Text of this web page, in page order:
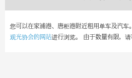
您可以在家浦港、唐柜港附近租用单车及汽车
观光协会的网站进行浏览。 由于数量有限，请